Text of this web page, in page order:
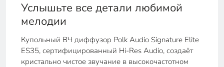
Услышьте все детали любимой
мелодии
Купольный ВЧ диффузор Polk Audio Signature Elite
ES35, сертифицированный Hi-Res Audio, создаёт
кристально чистое звучание в высокочастотном